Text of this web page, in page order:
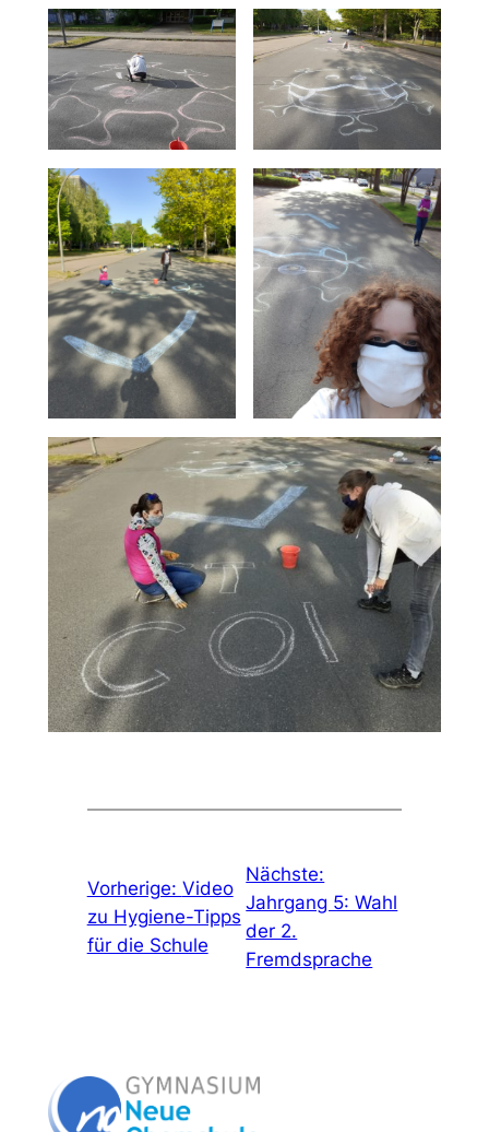
Vorherige: Video
zu Hygiene-Tipps
für die Schule
Nächste:
Jahrgang 5: Wahl
der 2.
Fremdsprache